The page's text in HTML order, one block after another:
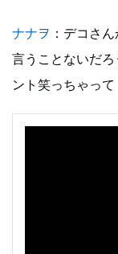
ナナヲ ：デコさ
言うことないだ
ント笑っちゃって